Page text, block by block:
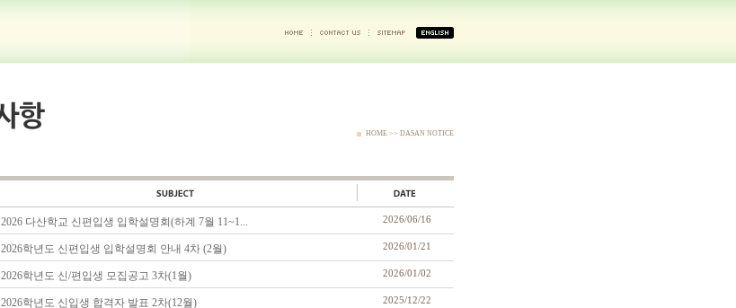
HOME >> DASAN NOTICE
2026 다산학교 신편입생 입학설명회(하계 7월 11~1... 2026/06/16
2026학년도 신편입생 입학설명회 안내 4차 (2월) 2026/01/21
2026학년도 신/편입생 모집공고 3차(1월) 2026/01/02
2026학년도 신입생 합격자 발표 2차(12월) 2025/12/22